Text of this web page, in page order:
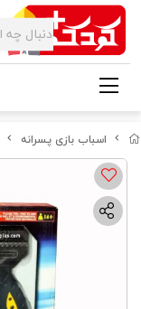
اسباب بازی پسرانه